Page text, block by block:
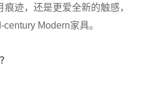
迹，还是更爱全新的触感，
Modern家具。